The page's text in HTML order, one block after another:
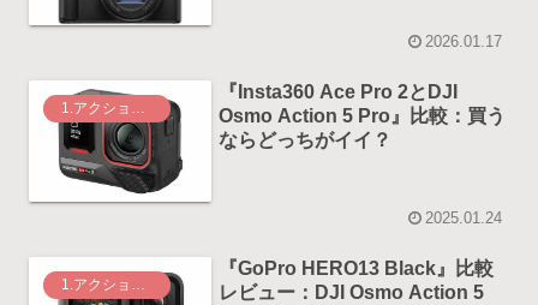
2026.01.17
1.アクションカメラ
『Insta360 Ace Pro 2とDJI
Osmo Action 5 Pro』比較：買う
ならどっちがイイ？
2025.01.24
1.アクションカメラ
『GoPro HERO13 Black』比較
レビュー：DJI Osmo Action 5